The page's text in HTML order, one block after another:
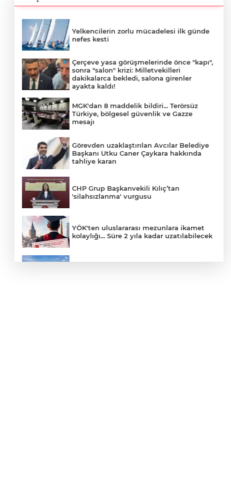
Yelkencilerin zorlu mücadelesi ilk günde
nefes kesti
Çerçeve yasa görüşmelerinde önce "kapı",
sonra "salon" krizi: Milletvekilleri
dakikalarca bekledi, salona girenler
ayakta kaldı!
MGK'dan 8 maddelik bildiri... Terörsüz
Türkiye, bölgesel güvenlik ve Gazze
mesajı
Görevden uzaklaştırılan Avcılar Belediye
Başkanı Utku Caner Çaykara hakkında
tahliye kararı
CHP Grup Başkanvekili Kılıç’tan
'silahsızlanma' vurgusu
YÖK'ten uluslararası mezunlara ikamet
kolaylığı... Süre 2 yıla kadar uzatılabilecek